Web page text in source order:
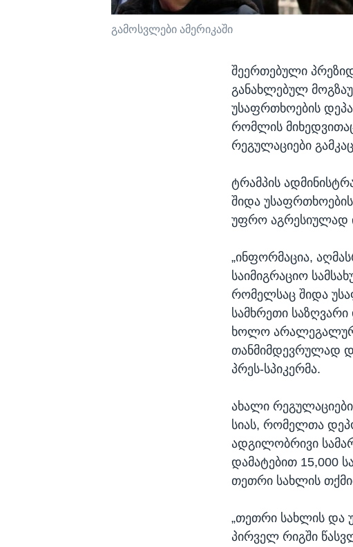
გამოსვლები ამერიკაში
შეერთებული
განახლებულ
უსაფრთხოების
რომლის
რეგულაციები
ტრამპის
შიდა
უფრო აგრესიულად
„ინფორმაცია,
საიმიგრაციო
რომელსაც შიდა
სამხრეთი
ხოლო
თანმიმდევრულად
პრეს-სპიკერმა.
ახალი
სიას, რომელთა
ადგილობრივი
დამატებით 15,000
თეთრი სახლის
„თეთრი სახლის და
პირველ რიგში